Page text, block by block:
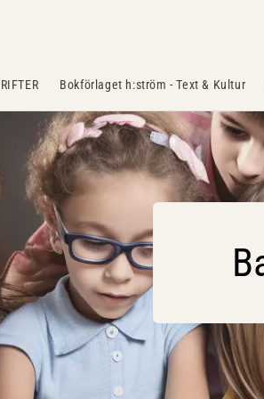
Bokförlaget h:ström - Text & Kultur